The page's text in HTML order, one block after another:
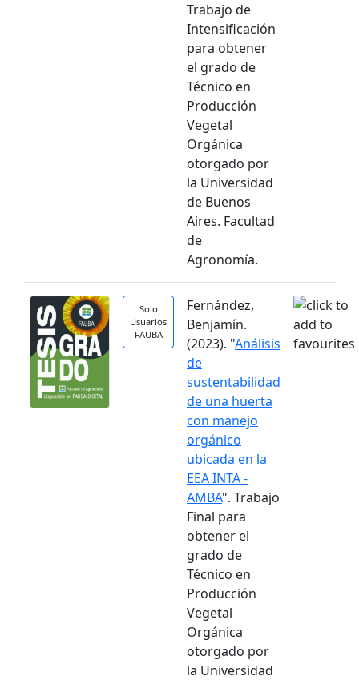
Trabajo de
Intensificación
para obtener
el grado de
Técnico en
Producción
Vegetal
Orgánica
otorgado por
la Universidad
de Buenos
Aires. Facultad
de
Agronomía.
Solo
Usuarios
FAUBA
Fernández,
Benjamín.
(2023). "Análisis
de
sustentabilidad
de una huerta
con manejo
orgánico
ubicada en la
EEA INTA -
AMBA". Trabajo
Final para
obtener el
grado de
Técnico en
Producción
Vegetal
Orgánica
otorgado por
la Universidad